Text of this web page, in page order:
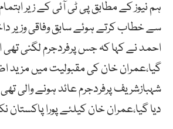
ہم نیوز کے مطابق پی ٹی آئی کے زیر
سے خطاب کرتے ہوئے سابق وفاقی وزیر
احمد نے کہا کہ جس پرفردجرم لگنی تھی
گیا،عمران خان کی مقبولیت میں مزید
شہبازشریف پرفردجرم عائد ہونے والی
دیا گیا،عمران خان کیلئے پورا پاکستان